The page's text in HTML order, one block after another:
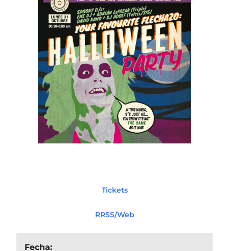
Tickets
RRSS/Web
Fecha: